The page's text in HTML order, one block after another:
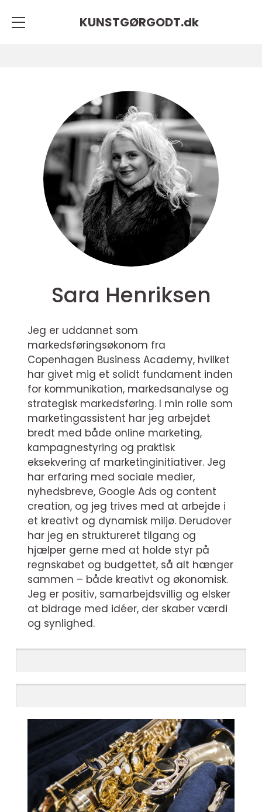
KUNSTGØRGODT.dk
Sara Henriksen
Jeg er uddannet som
markedsføringsøkonom fra
Copenhagen Business Academy, hvilket
har givet mig et solidt fundament inden
for kommunikation, markedsanalyse og
strategisk markedsføring. I min rolle som
marketingassistent har jeg arbejdet
bredt med både online marketing,
kampagnestyring og praktisk
eksekvering af marketinginitiativer. Jeg
har erfaring med sociale medier,
nyhedsbreve, Google Ads og content
creation, og jeg trives med at arbejde i
et kreativt og dynamisk miljø. Derudover
har jeg en struktureret tilgang og
hjælper gerne med at holde styr på
regnskabet og budgettet, så alt hænger
sammen – både kreativt og økonomisk.
Jeg er positiv, samarbejdsvillig og elsker
at bidrage med idéer, der skaber værdi
og synlighed.